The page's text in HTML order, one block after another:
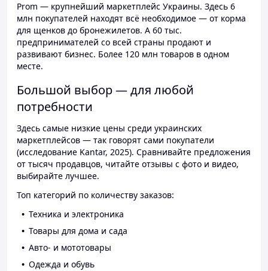
Prom — крупнейший маркетплейс Украины. Здесь 6
млн покупателей находят всё необходимое — от корма
для щенков до бронежилетов. А 60 тыс.
предпринимателей со всей страны продают и
развивают бизнес. Более 120 млн товаров в одном
месте.
Большой выбор — для любой
потребности
Здесь самые низкие цены среди украинских
маркетплейсов — так говорят сами покупатели
(исследование Kantar, 2025). Сравнивайте предложения
от тысяч продавцов, читайте отзывы с фото и видео,
выбирайте лучшее.
Топ категорий по количеству заказов:
Техника и электроника
Товары для дома и сада
Авто- и мототовары
Одежда и обувь